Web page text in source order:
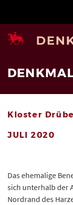
Kloster
JULI 2020
Das ehemalige
sich unterhalb der
Nordrand des